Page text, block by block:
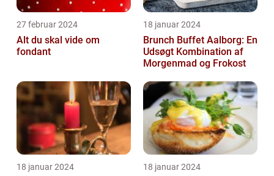
27 februar 2024
Alt du skal vide om
fondant
18 januar 2024
Brunch Buffet Aalborg: En
Udsøgt Kombination af
Morgenmad og Frokost
18 januar 2024 18 januar 2024